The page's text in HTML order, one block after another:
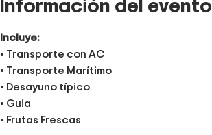
Incluye:
• Transporte con AC
• Transporte Marítimo
• Desayuno típico
• Guia
• Frutas Frescas